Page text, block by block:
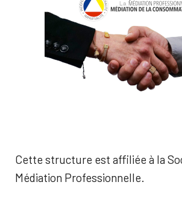
Cette structure est affiliée à la
Médiation Professionnelle.